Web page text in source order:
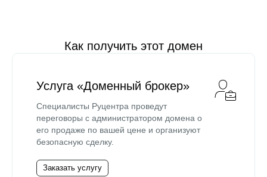
Как получить этот домен
Услуга «Доменный брокер»
Специалисты Руцентра проведут
переговоры с администратором домена о
его продаже по вашей цене и организуют
безопасную сделку.
Заказать услугу